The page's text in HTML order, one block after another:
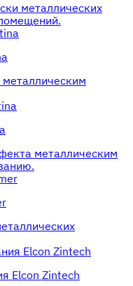
металлических
металлическим
Elcon Zintech